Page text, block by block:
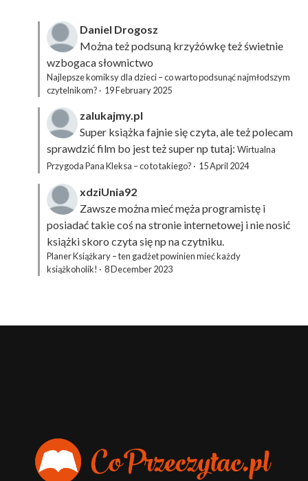
Daniel Drogosz
Można też podsuną krzyżówkęteż świetnie
wzbogaca słownictwo
Najlepsze komiksy dla dzieci – co warto podsunąć najmłodszym
czytelnikom? · 19 February 2025
zalukajmy.pl
Super książka fajnie się czyta, ale też polecam
sprawdzić film bo jest też super np tutaj: Wirtualna
Przygoda Pana Kleksa – co to takiego? · 15 April 2024
xdziUnia92
Zawsze można mieć męża programistę i
posiadać takie coś na stronie internetowej i nie nosić
książki skoro czyta się np na czytniku.
Planer Książkary – ten gadżet powinien mieć każdy
książkoholik! · 8 December 2023